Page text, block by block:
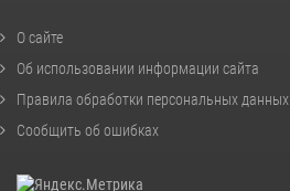
О сайте
Об использовании информации сайта
Правила обработки персональных данных
Сообщить об ошибках